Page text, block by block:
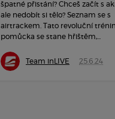
špatné přistání? Chceš začít s
ale nedobít si tělo? Seznam se s
airtrackem. Tato revoluční
pomůcka se stane hřištěm,...
Team inLIVE 25.6.24